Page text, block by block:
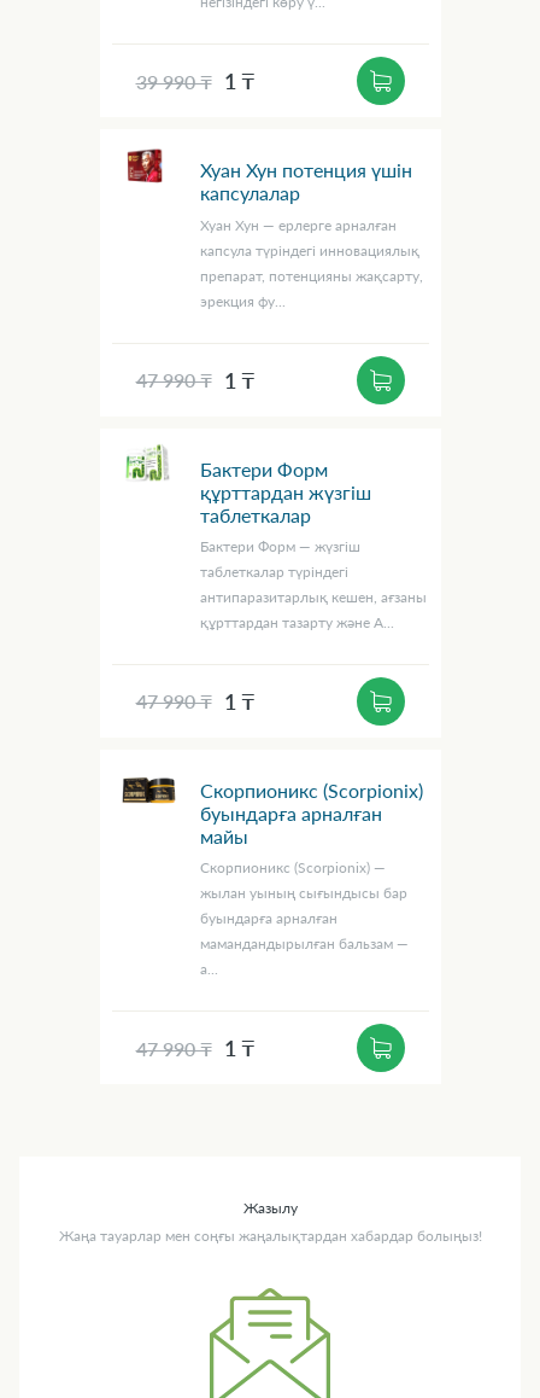
39 990 ₸ 1 ₸
Хуан Хун потенция үшін
капсулалар
Хуан Хун — ерлерге арналған
капсула түріндегі инновациялық
препарат, потенцияны жақсарту,
эрекция фу...
47 990 ₸ 1 ₸
Бактери Форм
құрттардан жүзгіш
таблеткалар
Бактери Форм — жүзгіш
таблеткалар түріндегі
антипаразитарлық кешен, ағзаны
құрттардан тазарту және А...
47 990 ₸ 1 ₸
Скорпионикс (Scorpionix)
буындарға арналған
майы
Скорпионикс (Scorpionix) —
жылан уының сығындысы бар
буындарға арналған
мамандандырылған бальзам —
а...
47 990 ₸ 1 ₸
Жазылу
Жаңа тауарлар мен соңғы жаңалықтардан хабардар болыңыз!